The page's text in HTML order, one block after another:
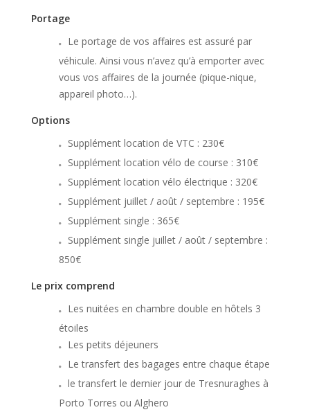
Portage
Le portage de vos affaires est assuré par
véhicule. Ainsi vous n’avez qu’à emporter avec
vous vos affaires de la journée (pique-nique,
appareil photo…).
Options
Supplément location de VTC : 230€
Supplément location vélo de course : 310€
Supplément location vélo électrique : 320€
Supplément juillet / août / septembre : 195€
Supplément single : 365€
Supplément single juillet / août / septembre :
850€
Le prix comprend
Les nuitées en chambre double en hôtels 3
étoiles
Les petits déjeuners
Le transfert des bagages entre chaque étape
le transfert le dernier jour de Tresnuraghes à
Porto Torres ou Alghero